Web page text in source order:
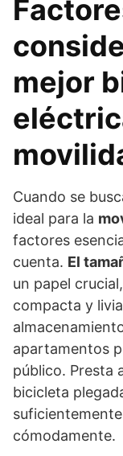
mejor
Cuando se
ideal para la
factores
cuenta. El
un papel
compacta y
apartamentos
público. Presta
bicicleta
cómodamente.